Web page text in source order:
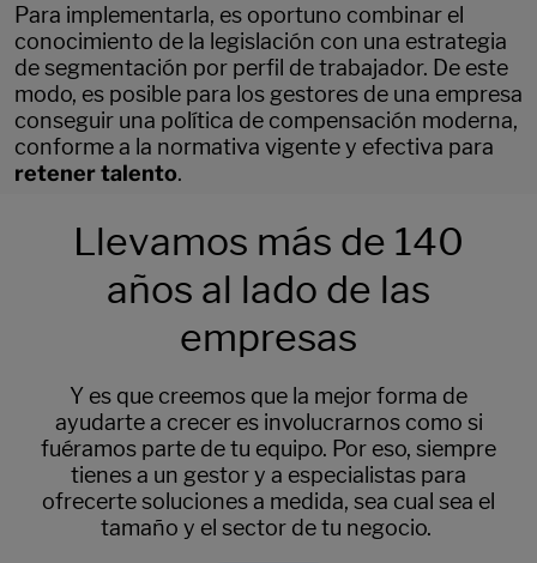
Para implementarla, es oportuno combinar el
conocimiento de la legislación con una estrategia
de segmentación por perfil de trabajador. De este
modo, es posible para los gestores de una empresa
conseguir una política de compensación moderna,
conforme a la normativa vigente y efectiva para
retener talento.
Llevamos más de 140
años al lado de las
empresas
Y es que creemos que la mejor forma de
ayudarte a crecer es involucrarnos como si
fuéramos parte de tu equipo. Por eso, siempre
tienes a un gestor y a especialistas para
ofrecerte soluciones a medida, sea cual sea el
tamaño y el sector de tu negocio.